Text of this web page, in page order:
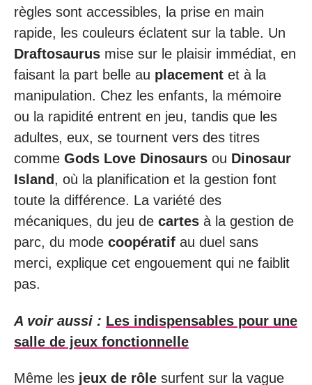
règles sont accessibles, la prise en main
rapide, les couleurs éclatent sur la table. Un
Draftosaurus mise sur le plaisir immédiat, en
faisant la part belle au placement et à la
manipulation. Chez les enfants, la mémoire
ou la rapidité entrent en jeu, tandis que les
adultes, eux, se tournent vers des titres
comme Gods Love Dinosaurs ou Dinosaur
Island , où la planification et la gestion font
toute la différence. La variété des
mécaniques, du jeu de cartes à la gestion de
parc, du mode coopératif au duel sans
merci, explique cet engouement qui ne faiblit
pas.
A voir aussi : Les indispensables pour une
salle de jeux fonctionnelle
Même les jeux de rôle surfent sur la vague